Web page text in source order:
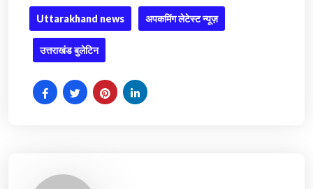
Uttarakhand news अपकमिंग लेटेस्ट न्यूज़
उत्तराखंड बुलेटिन